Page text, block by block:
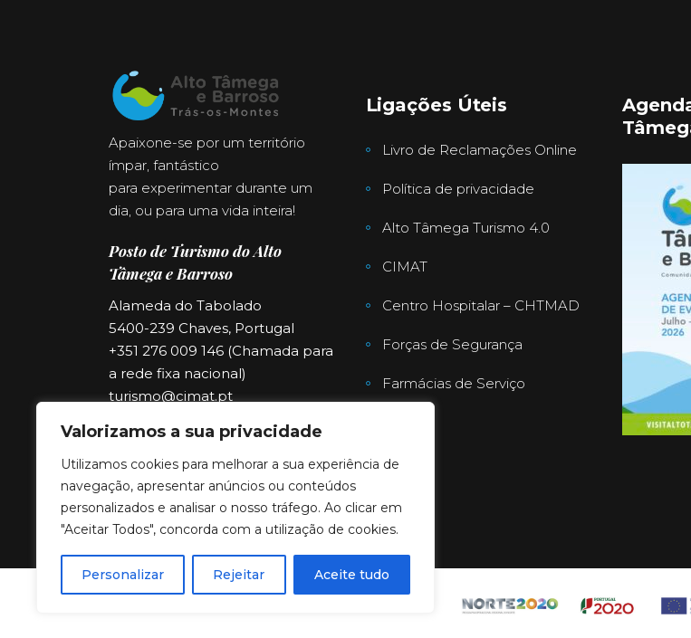
Valorizamos a sua privacidade
Utilizamos cookies para melhorar a sua experiência de
navegação, apresentar anúncios ou conteúdos
personalizados e analisar o nosso tráfego. Ao clicar em
"Aceitar Todos", concorda com a utilização de cookies.
Personalizar Rejeitar Aceite tudo
Apaixone-se por um território
ímpar, fantástico
para experimentar durante um
dia, ou para uma vida inteira!
Posto de Turismo do Alto
Tâmega e Barroso
Alameda do Tabolado
5400-239 Chaves, Portugal
+351 276 009 146 (Chamada para
a rede fixa nacional)
turismo@cimat.pt
Ligações Úteis
Livro de Reclamações Online
Política de privacidade
Alto Tâmega Turismo 4.0
CIMAT
Centro Hospitalar – CHTMAD
Forças de Segurança
Farmácias de Serviço